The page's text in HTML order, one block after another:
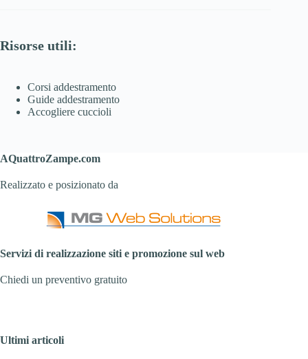
Risorse utili:
Corsi addestramento
Guide addestramento
Accogliere cuccioli
AQuattroZampe.com
Realizzato e posizionato da
Servizi di realizzazione siti e promozione sul web
Chiedi un preventivo gratuito
Ultimi articoli